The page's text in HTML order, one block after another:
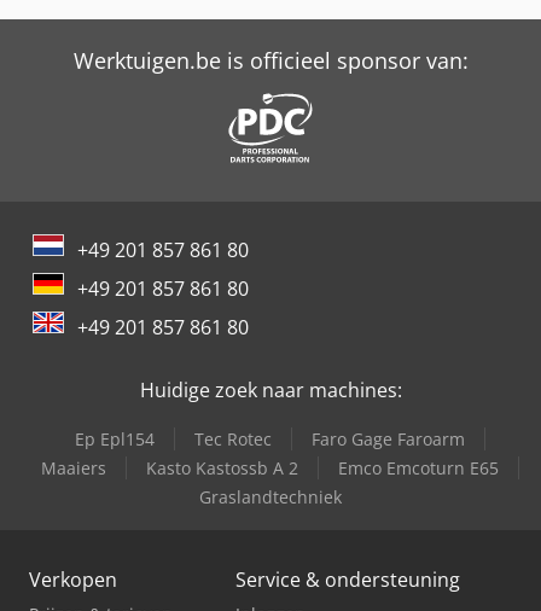
Claas Ares 826 Rz
Claas Atles 936 Rz
Claas Atles 946 Rz
Claas Celtis 446 Mx
Claas Celtis 446 Rx
Werktuigen.be is officieel sponsor van:
+49 201 857 861 80
+49 201 857 861 80
+49 201 857 861 80
Huidige zoek naar machines:
Ep Epl154 Tec Rotec
Faro Gage Faroarm
Maaiers
Kasto Kastossb A 2
Emco Emcoturn E65
Graslandtechniek
Verkopen Service & ondersteuning